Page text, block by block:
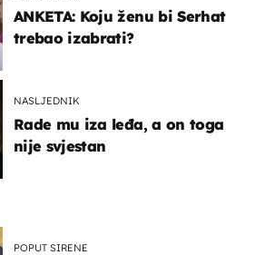
ANKETA: Koju ženu bi Serhat
trebao izabrati?
NASLJEDNIK
Rade mu iza leđa, a on toga
nije svjestan
POPUT SIRENE